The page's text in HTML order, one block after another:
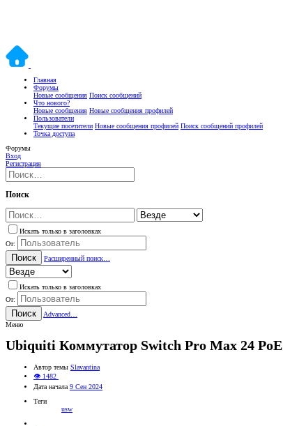
Главная
Форумы
Новые сообщения Поиск сообщений
Что нового?
Новые сообщения Новые сообщения профилей
Пользователи
Текущие посетители Новые сообщения профилей Поиск сообщений профилей
Точка доступа
Форумы
Вход
Регистрация
Поиск
Искать только в заголовках
От:
Поиск Расширенный поиск…
Искать только в заголовках
От:
Поиск
Advanced…
Меню
Ubiquiti Коммутатор Switch Pro Max 24 PoE
Автор темы Slavantina
👁 1482
Дата начала 9 Сен 2024
Теги
usw